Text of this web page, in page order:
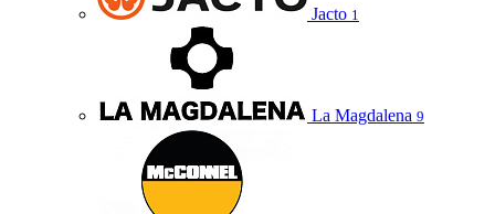
Jacto 1
La Magdalena 9